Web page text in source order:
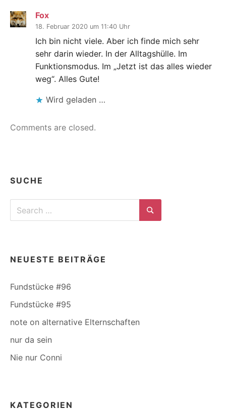
Fox
18. Februar 2020 um 11:40 Uhr
Ich bin nicht viele. Aber ich finde mich sehr
sehr darin wieder. In der Alltagshülle. Im
Funktionsmodus. Im „Jetzt ist das alles wieder
weg“. Alles Gute!
Wird geladen …
Comments are closed.
SUCHE
Search
for:
Search
NEUESTE BEITRÄGE
Fundstücke #96
Fundstücke #95
note on alternative Elternschaften
nur da sein
Nie nur Conni
KATEGORIEN